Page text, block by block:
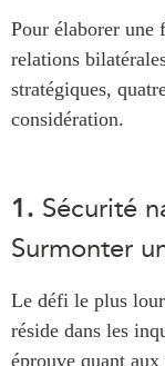
Pour élaborer une
relations
stratégiques,
considération.
1. Sécurité
Surmonter
Le défi le plus
réside dans les
éprouve quant aux